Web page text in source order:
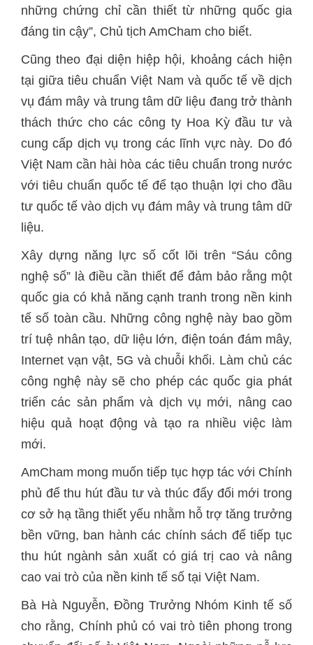
những chứng chỉ cần thiết từ những quốc gia
đáng tin cậy”, Chủ tịch AmCham cho biết.
Cũng theo đại diện hiệp hội, khoảng cách hiện
tại giữa tiêu chuẩn Việt Nam và quốc tế về dịch
vụ đám mây và trung tâm dữ liệu đang trở thành
thách thức cho các công ty Hoa Kỳ đầu tư và
cung cấp dịch vụ trong các lĩnh vực này. Do đó
Việt Nam cần hài hòa các tiêu chuẩn trong nước
với tiêu chuẩn quốc tế để tạo thuận lợi cho đầu
tư quốc tế vào dịch vụ đám mây và trung tâm dữ
liệu.
Xây dựng năng lực số cốt lõi trên “Sáu công
nghệ số” là điều cần thiết để đảm bảo rằng một
quốc gia có khả năng cạnh tranh trong nền kinh
tế số toàn cầu. Những công nghệ này bao gồm
trí tuệ nhân tạo, dữ liệu lớn, điện toán đám mây,
Internet vạn vật, 5G và chuỗi khối. Làm chủ các
công nghệ này sẽ cho phép các quốc gia phát
triển các sản phẩm và dịch vụ mới, nâng cao
hiệu quả hoạt động và tạo ra nhiều việc làm
mới.
AmCham mong muốn tiếp tục hợp tác với Chính
phủ để thu hút đầu tư và thúc đẩy đổi mới trong
cơ sở hạ tầng thiết yếu nhằm hỗ trợ tăng trưởng
bền vững, ban hành các chính sách để tiếp tục
thu hút ngành sản xuất có giá trị cao và nâng
cao vai trò của nền kinh tế số tại Việt Nam.
Bà Hà Nguyễn, Đồng Trưởng Nhóm Kinh tế số
cho rằng, Chính phủ có vai trò tiên phong trong